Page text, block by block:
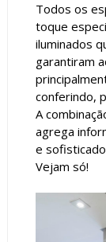
Todos os
toque
iluminados
garantiram
conferindo,
A
agrega
e
Vejam só!